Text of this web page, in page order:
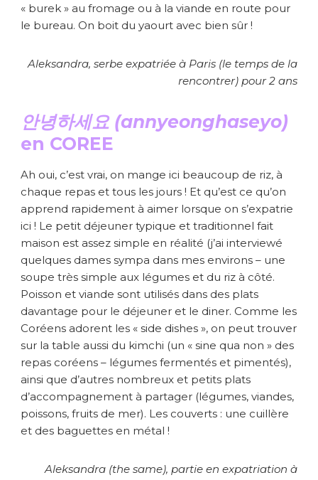
« burek » au fromage ou à la viande en route pour
le bureau. On boit du yaourt avec bien sûr !
Aleksandra, serbe expatriée à Paris (le temps de la
rencontrer) pour 2 ans
안녕하세요 (annyeonghaseyo)
en COREE
Ah oui, c’est vrai, on mange ici beaucoup de riz, à
chaque repas et tous les jours ! Et qu’est ce qu’on
apprend rapidement à aimer lorsque on s’expatrie
ici ! Le petit déjeuner typique et traditionnel fait
maison est assez simple en réalité (j’ai interviewé
quelques dames sympa dans mes environs – une
soupe très simple aux légumes et du riz à côté.
Poisson et viande sont utilisés dans des plats
davantage pour le déjeuner et le diner. Comme les
Coréens adorent les « side dishes », on peut trouver
sur la table aussi du kimchi (un « sine qua non » des
repas coréens – légumes fermentés et pimentés),
ainsi que d’autres nombreux et petits plats
d’accompagnement à partager (légumes, viandes,
poissons, fruits de mer). Les couverts : une cuillère
et des baguettes en métal !
Aleksandra (the same), partie en expatriation à